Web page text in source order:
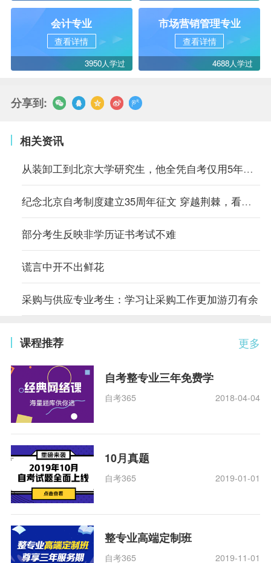
会计专业
查看详情
3950人学过
市场营销管理专业
查看详情
4688人学过
分享到:
相关资讯
从装卸工到北京大学研究生，他全凭自考仅用5年时间
纪念北京自考制度建立35周年征文 穿越荆棘，看别样风景
部分考生反映非学历证书考试不难
谎言中开不出鲜花
采购与供应专业考生：学习让采购工作更加游刃有余
更多
课程推荐
自考整专业三年免费学
自考365 2018-04-04
10月真题
自考365 2019-01-01
整专业高端定制班
自考365 2019-11-01